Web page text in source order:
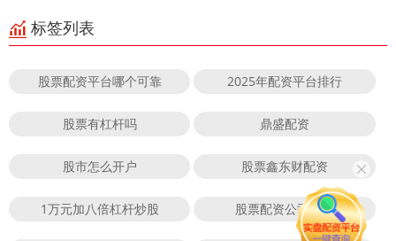
标签列表
股票配资平台哪个可靠 2025年配资平台排行
股票有杠杆吗 鼎盛配资
股市怎么开户 股票鑫东财配资
1万元加八倍杠杆炒股 股票配资公司官方